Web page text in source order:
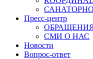
Пресс-центр
СМИ О НАС
Новости
Вопрос-ответ